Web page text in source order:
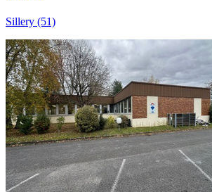
Sillery (51)